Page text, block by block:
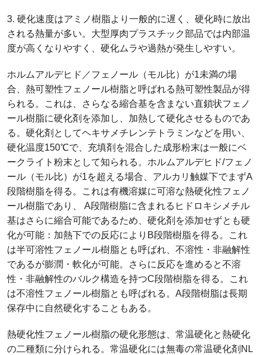
3. 硬化速度はアミノ樹脂より一般的に遅く、硬化時に放出
される熱量が多い。大型厚肉プラスチック部品では内部温
度が高くなりやすく、硬化ムラや過熱が発生しやすい。
ホルムアルデヒド／フェノール（モル比）が1未満の場
合、熱可塑性フェノール樹脂と呼ばれる熱可塑性製品が得
られる。これは、さらなる縮合基を含まない直鎖状フェノ
ール樹脂に硬化剤を添加し、加熱して硬化させるものであ
る。硬化剤としてヘキサメチレンテトラミンなどを用い、
硬化温度150℃で、充填剤を混合した成形粉末は一般にベ
ークライト粉末として知られる。ホルムアルデヒド/フェノ
ール（モル比）が1を超える場合、アルカリ触媒下でまずA
段階樹脂を得る。これは有機溶媒に可溶な熱硬化性フェノ
ール樹脂であり、 A段階樹脂に含まれるヒドロキシメチル
基はさらに縮合可能であるため、硬化剤を添加せずとも硬
化が可能：加熱下での反応によりB段階樹脂を得る。これ
は半可溶性フェノール樹脂とも呼ばれ、不溶性・非融解性
であるが膨潤・軟化が可能。さらに反応を進めると不溶
性・非融解性のバルク構造を持つC段階樹脂を得る。これ
は不溶性フェノール樹脂とも呼ばれる。A段階樹脂は長期
保存中に自然硬化することもある。
熱硬化性フェノール樹脂の硬化形態は、常温硬化と熱硬化
の二種類に分けられる。常温硬化には無毒の常温硬化剤NL